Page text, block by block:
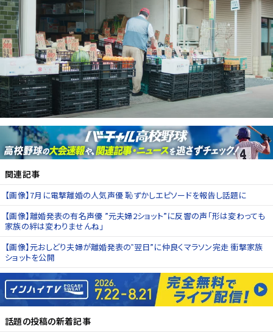
関連記事
【画像】7月に電撃離婚の人気声優 恥ずかしエピソードを報告し話題に
【画像】離婚発表の有名声優 ”元夫婦2ショット”に反響の声「形は変わっても
家族の絆は変わりませんね」
【画像】元おしどり夫婦が離婚発表の‟翌日”に仲良くマラソン完走 衝撃家族
ショットを公開
話題の投稿の新着記事